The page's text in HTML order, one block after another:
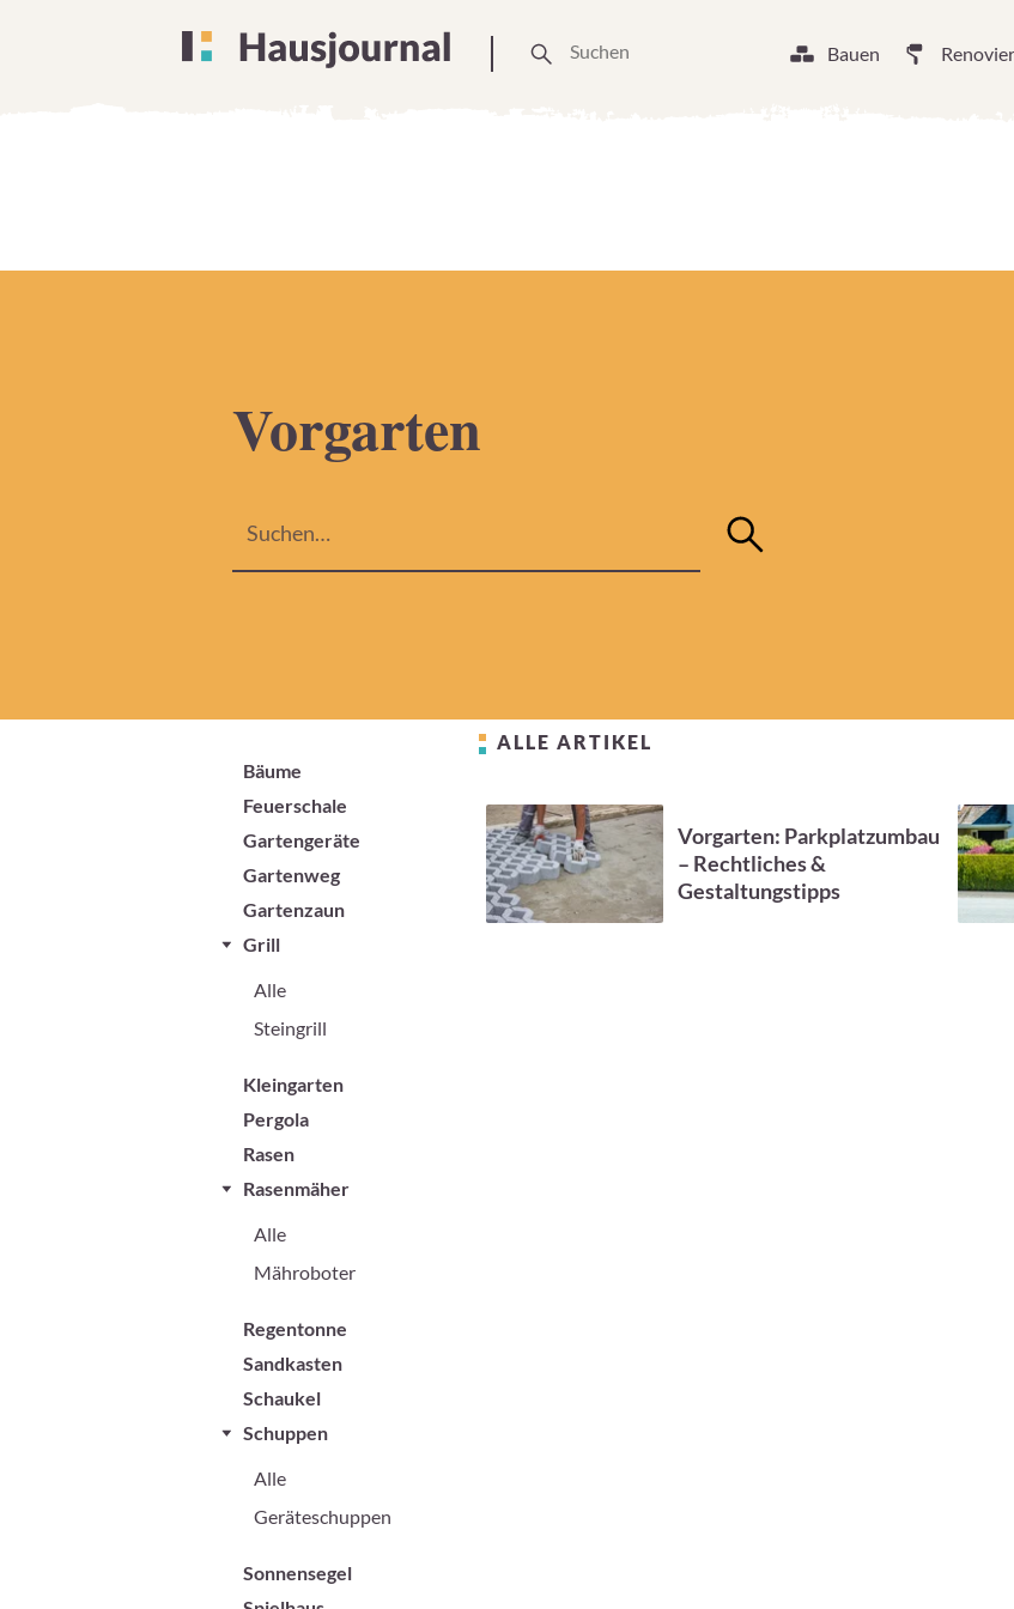
Bauen
Vorgarten
Bäume
Feuerschale
Gartengeräte
Gartenweg
Gartenzaun
Grill
Alle
Steingrill
Kleingarten
Pergola
Rasen
Rasenmäher
Alle
Mähroboter
Regentonne
Sandkasten
Schaukel
Schuppen
Alle
Geräteschuppen
Sonnensegel
ALLE ARTIKEL
Vorgarten: Parkplatzumbau
– Rechtliches &
Gestaltungstipps